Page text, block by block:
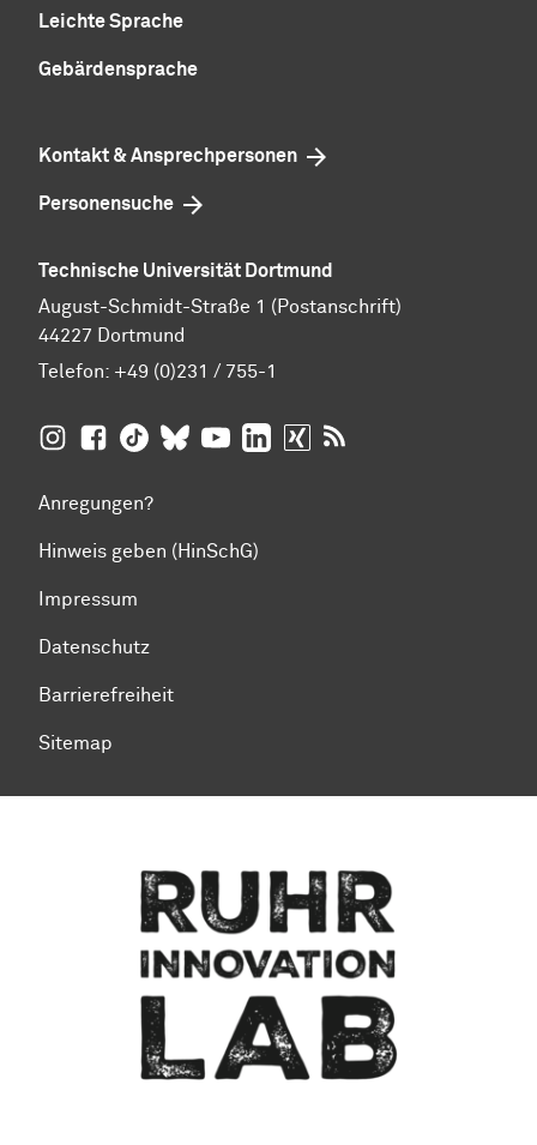
Leichte Sprache
Gebärdensprache
Kontakt & Ansprechpersonen
Personensuche
Technische Universität Dortmund
August-Schmidt-Straße 1 (Postanschrift)
44227 Dortmund
Telefon: +49 (0)231 / 755-1
TU Dortmund auf Insta­gram
TU Dortmund auf Facebook
TU Dortmund auf TikTok
TU Dortmund auf BlueSky
TU Dortmund auf YouTube
TU Dortmund auf LinkedIn
TU Dortmund auf XING
Anregungen?
Hinweis geben (HinSchG)
Impressum
Datenschutz
Barrierefreiheit
Sitemap